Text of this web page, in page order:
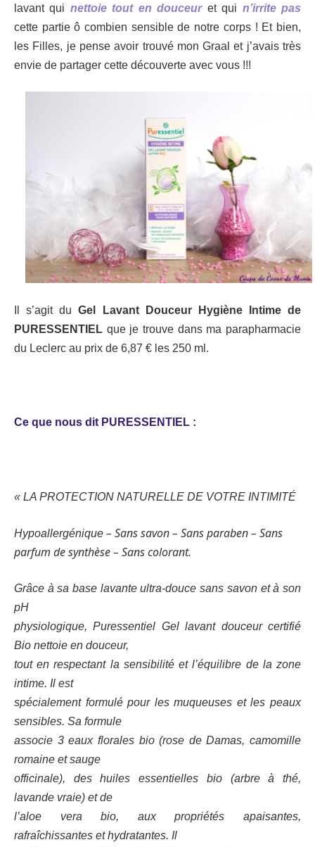
lavant qui nettoie tout en douceuret qui n’irrite pas
cette partie ô combien sensible de notre corps ! Et bien,
les Filles, je pense avoir trouvé mon Graal et j’avais très
envie de partager cette découverte avec vous !!!
Il s’agit duGel Lavant Douceur Hygiène Intime de
PURESSENTIEL que je trouve dans ma parapharmacie
du Leclerc au prix de 6,87 € les 250 ml.
Ce que nous dit PURESSENTIEL :
« LA PROTECTION NATURELLE DE VOTRE INTIMITÉ
Hypoallergénique – Sans savon – Sans paraben – Sans
parfum de synthèse – Sans colorant.
Grâce à sa base lavante ultra-douce sans savon et à son
pH
physiologique, Puressentiel Gel lavant douceur certifié
Bio nettoie en douceur,
tout en respectant la sensibilité et l’équilibre de la zone
intime. Il est
spécialement formulé pour les muqueuses et les peaux
sensibles. Sa formule
associe 3 eaux florales bio (rose de Damas, camomille
romaine et sauge
officinale), des huiles essentielles bio (arbre à thé,
lavande vraie) et de
l’aloe vera bio, aux propriétés apaisantes,
rafraîchissantes et hydratantes. Il